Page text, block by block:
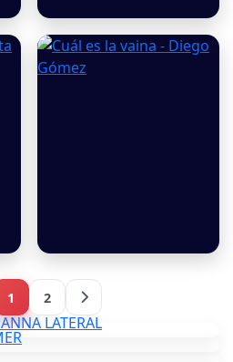
MI LLANERA
FAVORITA - WALTER
SILVA. VIDEO OFICIAL
Cuál es la vaina -
Diego Gómez
1 2